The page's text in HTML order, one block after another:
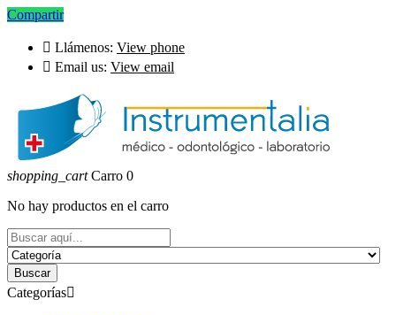
Compartir
 Llámenos: View phone
 Email us: View email
shopping_cart Carro 0
No hay productos en el carro
Buscar
Categorías